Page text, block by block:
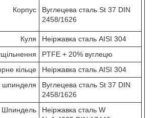
Корпус
Вуглецева сталь St 37 DIN
2458/1626
Куля
Неіржавка сталь AISI 304
PTFE + 20% вуглецю
кільце
Неіржавка сталь AISI 304
шпинделя
Вуглецева сталь St 37 DIN
2458/1626
Шпиндель
Неіржавка сталь W